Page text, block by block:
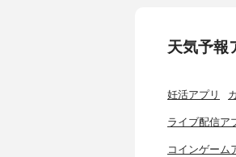
天気予報
妊活アプリ
ライブ配信ア
コインゲーム